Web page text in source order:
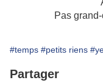
Pas
#temps #petits riens
Partager